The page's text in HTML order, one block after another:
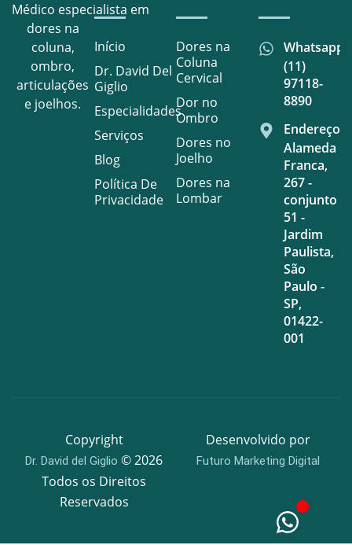
Médico especialista em
dores na
coluna,
ombro,
articulações
e joelhos.
Início
Dr. David Del
Giglio
Especialidades
Serviços
Blog
Política De
Privacidade
Dores na
Coluna
Cervical
Dor no
Ombro
Dores no
Joelho
Dores na
Lombar
Whatsapp
(11)
97118-
8890
Endereço
Alameda
Franca,
267 -
conjunto
51 -
Jardim
Paulista,
São
Paulo -
SP,
01422-
001
Copyright
Dr. David del Giglio © 2026
Todos os Direitos
Reservados
Desenvolvido por
Futuro Marketing Digital